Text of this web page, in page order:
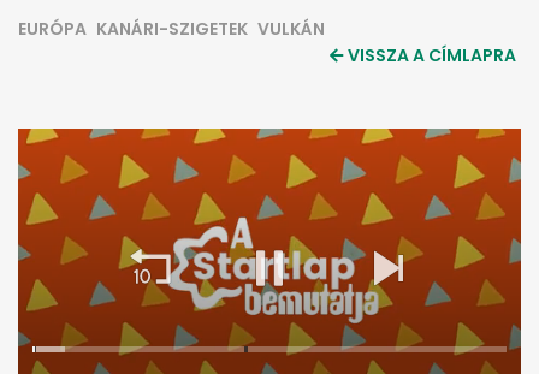
EURÓPA KANÁRI-SZIGETEK VULKÁN
VISSZA A CÍMLAPRA